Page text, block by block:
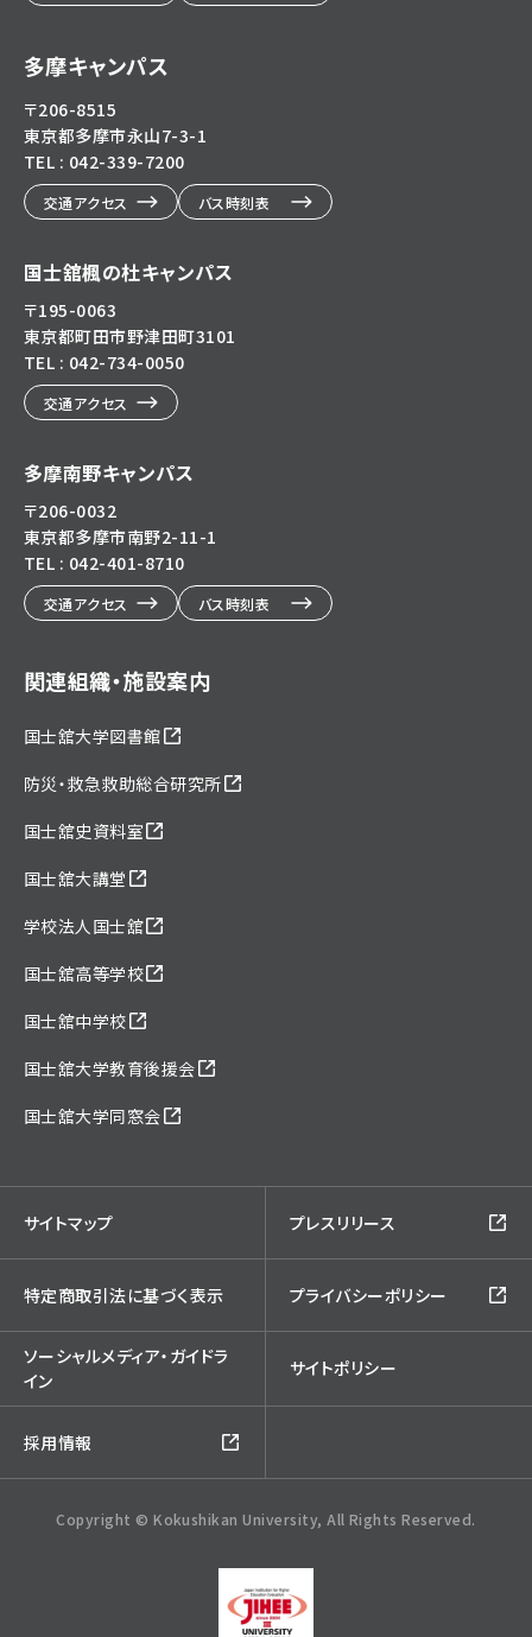
多摩キャンパス
〒206-8515
東京都多摩市永山7-3-1
TEL : 042-339-7200
交通アクセス バス時刻表
国士舘楓の杜キャンパス
〒195-0063
東京都町田市野津田町3101
TEL : 042-734-0050
交通アクセス
多摩南野キャンパス
〒206-0032
東京都多摩市南野2-11-1
TEL : 042-401-8710
交通アクセス バス時刻表
関連組織・施設案内
国士舘大学図書館
防災・救急救助総合研究所
国士舘史資料室
国士舘大講堂
学校法人国士舘
国士舘高等学校
国士舘中学校
国士舘大学教育後援会
国士舘大学同窓会
サイトマップ プレスリリース
特定商取引法に基づく表示 プライバシーポリシー
ソーシャルメディア・ガイドラ
イン
サイトポリシー
採用情報
Copyright © Kokushikan University, All Rights Reserved.